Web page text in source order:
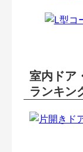
室内ドア
ランキン